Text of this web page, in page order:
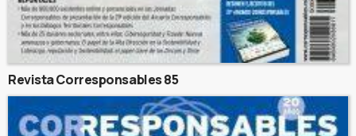
Revista Corresponsables 85